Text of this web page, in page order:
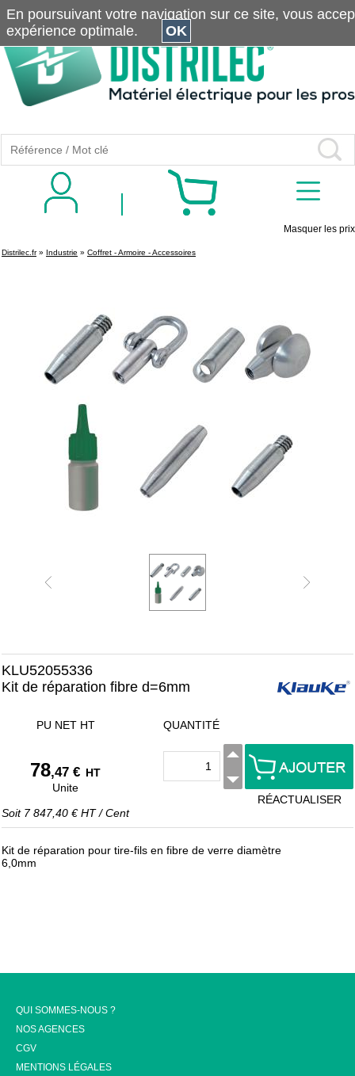
Masquer les prix
Distrilec.fr» Industrie » Coffret - Armoire - Accessoires
KLU52055336
Kit de réparation fibre d=6mm
PU NET HT
78,47 € HT
Unite
Soit 7 847,40 € HT/Cent
QUANTITÉ
RÉACTUALISER
Kit de réparation pour tire-fils en fibre de verre diamètre
6,0mm
QUI SOMMES-NOUS ?
NOS AGENCES
CGV
MENTIONS LÉGALES
En poursuivant votre navigation sur ce site, vous
expérience optimale.
OK